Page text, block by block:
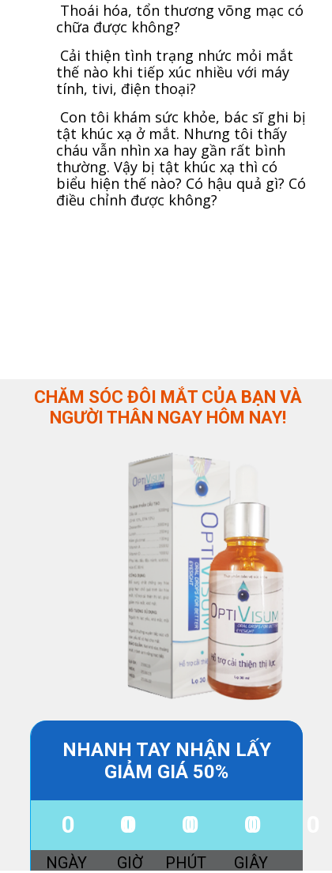
Thoái hóa, tổn thương võng mạc có
chữa được không?
Cải thiện tình trạng nhức mỏi mắt
thế nào khi tiếp xúc nhiều với máy
tính, tivi, điện thoại?
Con tôi khám sức khỏe, bác sĩ ghi bị
tật khúc xạ ở mắt. Nhưng tôi thấy
cháu vẫn nhìn xa hay gần rất bình
thường. Vậy bị tật khúc xạ thì có
biểu hiện thế nào? Có hậu quả gì? Có
điều chỉnh được không?
NHANH TAY NHẬN LẤY
GIẢM GIÁ 50%
000000
NGÀY GIỜ PHÚT GIÂY
CHĂM SÓC ĐÔI MẮT CỦA BẠN VÀ
NGƯỜI THÂN NGAY HÔM NAY!